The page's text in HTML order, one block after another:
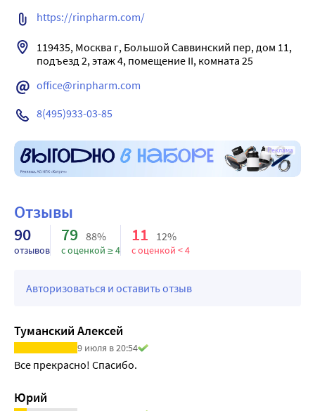
https://rinpharm.com/
119435, Москва г, Большой Саввинский пер, дом 11,
office@rinpharm.com
8(495)933-03-85
Реклама
Отзывы
90
отзывов
79 88%
с оценкой ≥ 4
11 12%
с оценкой < 4
Авторизоваться и оставить отзыв
Туманский Алексей
9 июля в 20:54
Все прекрасно! Спасибо.
Юрий